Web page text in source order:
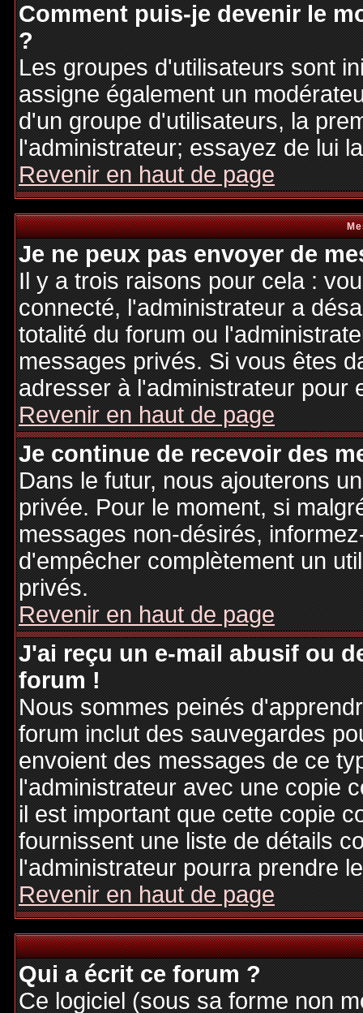
Comment puis-je devenir le
?
Les groupes d'utilisateurs sont
assigne également un
d'un groupe d'utilisateurs, la
l'administrateur; essayez de lui
Revenir en haut de page
Je ne peux pas envoyer de
Il y a trois raisons pour cela :
connecté, l'administrateur a
totalité du forum ou
messages privés. Si vous êtes
adresser à l'administrateur pour
Revenir en haut de page
Je continue de recevoir des
Dans le futur, nous ajouterons
privée. Pour le moment, si
messages non-désirés,
d'empêcher complètement un
privés.
Revenir en haut de page
J'ai reçu un e-mail abusif ou
forum !
Nous sommes peinés
forum inclut des sauvegardes
envoient des messages de ce
l'administrateur avec une copie
il est important que cette copie
fournissent une liste de détails
l'administrateur pourra prendre
Revenir en haut de page
Qui a écrit ce forum ?
Ce logiciel (sous sa forme non